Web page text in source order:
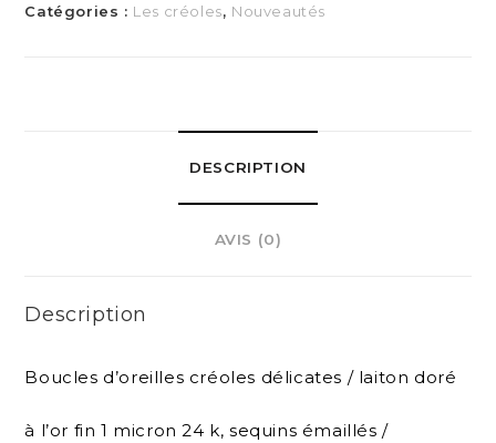
Catégories : Les créoles, Nouveautés
DESCRIPTION
AVIS (0)
Description
Boucles d’oreilles créoles délicates / laiton doré
à l’or fin 1 micron 24 k, sequins émaillés /